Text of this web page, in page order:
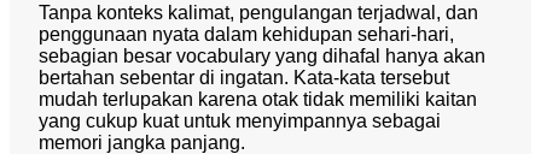
Tanpa konteks kalimat, pengulangan terjadwal, dan
penggunaan nyata dalam kehidupan sehari-hari,
sebagian besar vocabulary yang dihafal hanya akan
bertahan sebentar di ingatan. Kata-kata tersebut
mudah terlupakan karena otak tidak memiliki kaitan
yang cukup kuat untuk menyimpannya sebagai
memori jangka panjang.